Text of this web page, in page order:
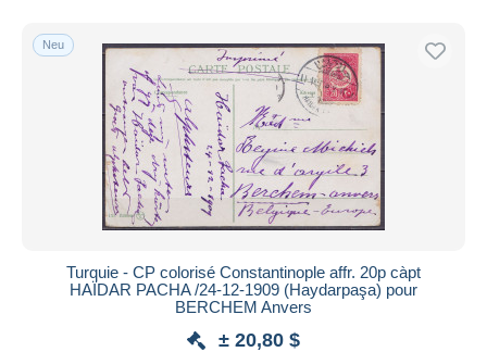
Neu
Turquie - CP colorisé Constantinople affr. 20p càpt
HAÏDAR PACHA /24-12-1909 (Haydarpaşa) pour
BERCHEM Anvers
± 20,80 $